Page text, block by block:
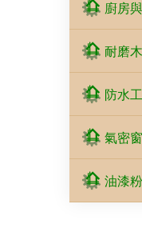
廚房
耐磨
防水
氣密
油漆